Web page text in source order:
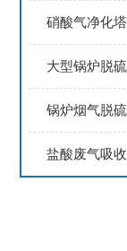
硝酸气净化
锅炉烟气脱